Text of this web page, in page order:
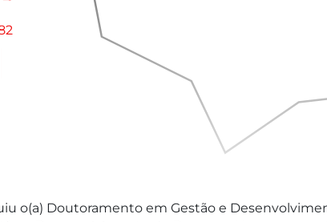
o(a) Doutoramento em Gestão e